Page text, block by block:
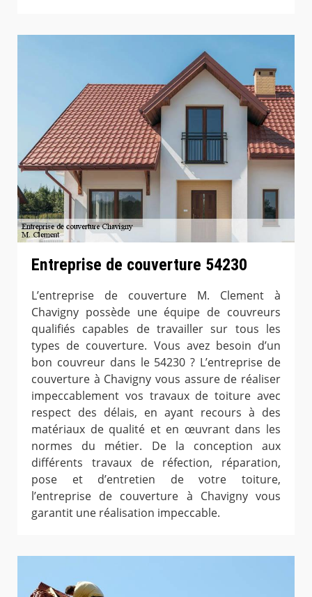
Entreprise de couverture 54230
L’entreprise de couverture M. Clement à
Chavigny possède une équipe de couvreurs
qualifiés capables de travailler sur tous les
types de couverture. Vous avez besoin d’un
bon couvreur dans le 54230 ? L’entreprise de
couverture à Chavigny vous assure de réaliser
impeccablement vos travaux de toiture avec
respect des délais, en ayant recours à des
matériaux de qualité et en œuvrant dans les
normes du métier. De la conception aux
différents travaux de réfection, réparation,
pose et d’entretien de votre toiture,
l’entreprise de couverture à Chavigny vous
garantit une réalisation impeccable.